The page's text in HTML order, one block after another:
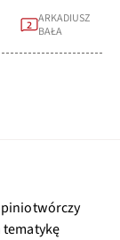
2 ARKADIUSZ
BAŁA